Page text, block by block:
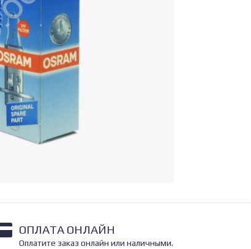
ОПЛАТА ОНЛАЙН
Оплатите заказ онлайн или наличными.